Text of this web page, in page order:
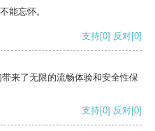
能忘怀。
支持[0] 反对[0]
来了无限的流畅体验和安全性保
支持[0] 反对[0]